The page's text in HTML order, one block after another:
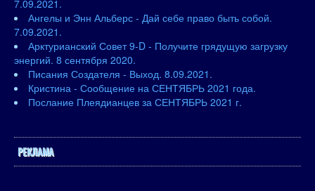
7.09.2021.
Ангелы и Энн Альберс - Дай себе право быть собой.
7.09.2021.
Арктурианский Совет 9-D - Получите грядущую загрузку
энергий. 8 сентября 2020.
Писания Создателя - Выход. 8.09.2021.
Кристина - Сообщение на СЕНТЯБРЬ 2021 года.
Послание Плеядианцев за СЕНТЯБРЬ 2021 г.
РЕКЛАМА